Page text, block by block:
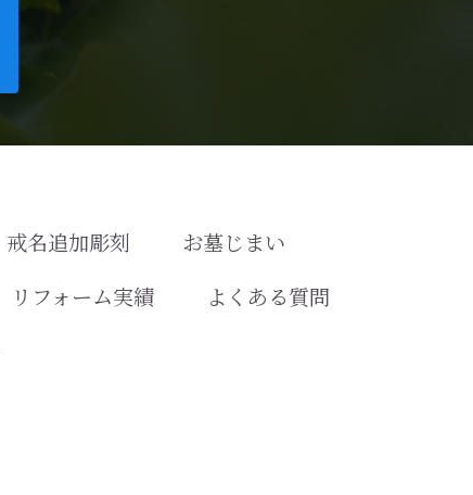
戒名追加彫刻
お墓じまい
リフォーム実績
よくある質問